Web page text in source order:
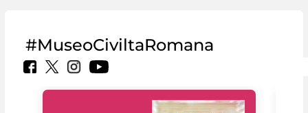
#MuseoCiviltaRomana